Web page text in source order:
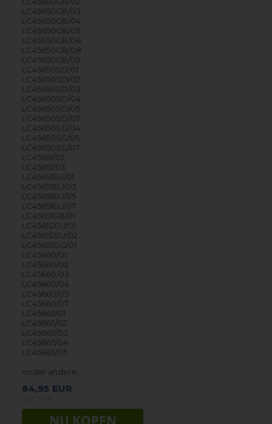
LC45650GB/03
LC45650GB/04
LC45650GB/05
LC45650GB/06
LC45650GB/08
LC45650GB/09
LC45650SD/01
LC45650SD/02
LC45650SD/03
LC45650SD/04
LC45650SD/05
LC45650SD/07
LC45650SG/04
LC45650SG/05
LC45650SG/07
LC45651/02
LC45651/03
LC45651EU/01
LC45651EU/03
LC45651EU/05
LC45651EU/07
LC45651GB/01
LC45652EU/01
LC45652EU/02
LC45655SG/01
LC45660/01
LC45660/02
LC45660/03
LC45660/04
LC45660/05
LC45660/07
LC45665/01
LC45665/02
LC45665/03
LC45665/04
LC45665/05
onder andere…
84,95 EUR